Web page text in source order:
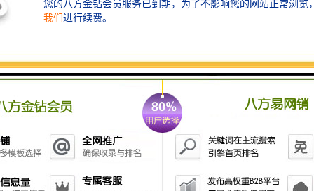
排放口、江、河、湖、海等水样的采集。
产品特点
1.模块化程序结构，双CPU控制电路，多级光电隔离，
2.配置多种输入接口，可与流量计、液位计联机，完成
采样
3.红外流量检测器控制自动排空、清洗管路，保证采集